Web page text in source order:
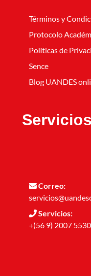
Términos y
Protocolo
Políticas de
Sence
Blog UANDES
Correo:
Servicios:
+(56 9) 2007 5530